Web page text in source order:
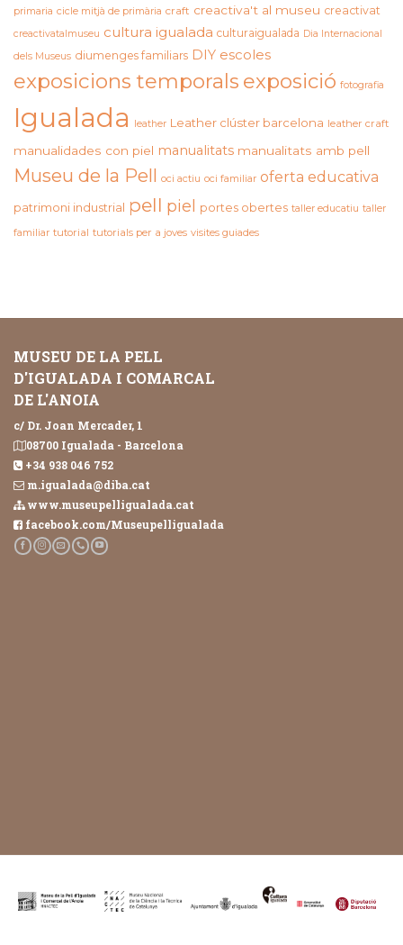
primaria cicle mitjà de primària craft creactiva't al museu creactivat
creactivatalmuseu cultura igualada culturaigualada Dia Internacional
dels Museus diumenges familiars DIY escoles
exposicions temporals exposició fotografia
Igualada leather Leather clúster barcelona leather craft
manualidades con piel manualitats manualitats amb pell
Museu de la Pell oci actiu oci familiar oferta educativa
patrimoni industrial pell piel portes obertes taller educatiu taller
familiar tutorial tutorials per a joves visites guiades
MUSEU DE LA PELL
D'IGUALADA I COMARCAL
DE L'ANOIA
c/ Dr. Joan Mercader, 1
08700 Igualada - Barcelona
+34 938 046 752
m.igualada@diba.cat
www.museupelligualada.cat
facebook.com/Museupelligualada